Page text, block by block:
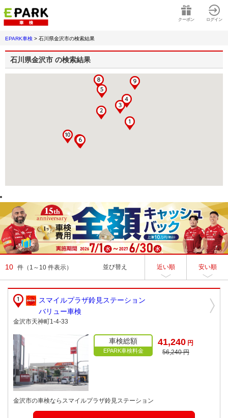
クーポン ログイン
EPARK車検 > 石川県金沢市の検索結果
石川県金沢市 の検索結果
10 件 （1～10 件表示） 並び替え 近い順 安い順
スマイルプラザ鈴見ステーション
バリュー車検
金沢市天神町1-4-33
車検総額
EPARK車検料金
41,240 円
56,240 円
金沢市の車検ならスマイルプラザ鈴見ステーション